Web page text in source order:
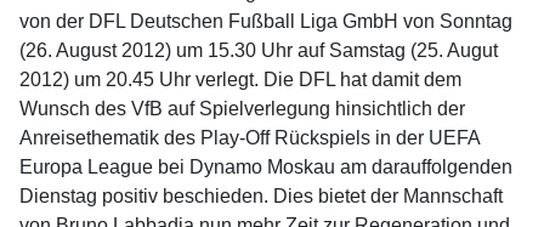
von der DFL Deutschen Fußball Liga GmbH von Sonntag
(26. August 2012) um 15.30 Uhr auf Samstag (25. Augut
2012) um 20.45 Uhr verlegt. Die DFL hat damit dem
Wunsch des VfB auf Spielverlegung hinsichtlich der
Anreisethematik des Play-Off Rückspiels in der UEFA
Europa League bei Dynamo Moskau am darauffolgenden
Dienstag positiv beschieden. Dies bietet der Mannschaft